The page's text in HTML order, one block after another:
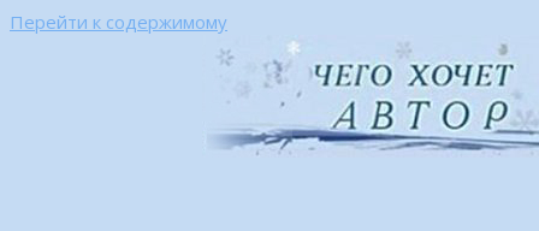
Перейти к содержимому